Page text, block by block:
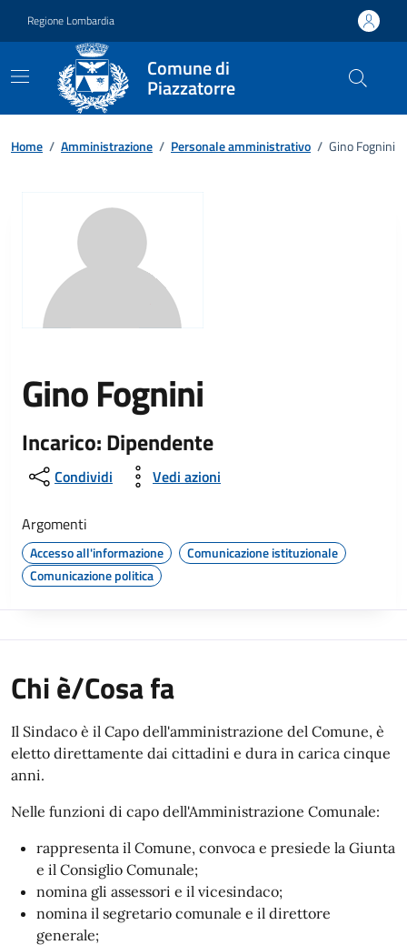
Regione Lombardia
Comune di
Piazzatorre
Home / Amministrazione / Personale amministrativo / Gino Fognini
Gino Fognini
Incarico: Dipendente
Condividi Vedi azioni
Argomenti
Accesso all'informazione
Comunicazione istituzionale
Comunicazione politica
Chi è/Cosa fa
Il Sindaco è il Capo dell'amministrazione del Comune, è
eletto direttamente dai cittadini e dura in carica cinque
anni.
Nelle funzioni di capo dell'Amministrazione Comunale:
rappresenta il Comune, convoca e presiede la Giunta
e il Consiglio Comunale;
nomina gli assessori e il vicesindaco;
nomina il segretario comunale e il direttore
generale;